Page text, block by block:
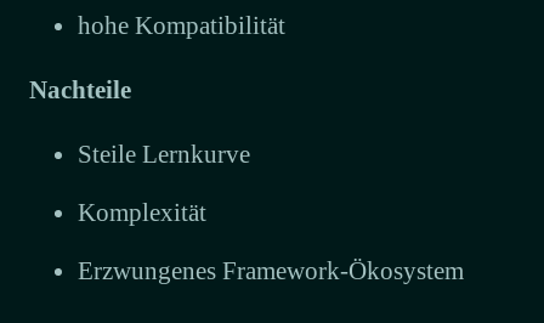
hohe Kompatibilität
Nachteile
Steile Lernkurve
Komplexität
Erzwungenes Framework-Ökosystem